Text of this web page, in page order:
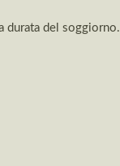
durata del soggiorno.